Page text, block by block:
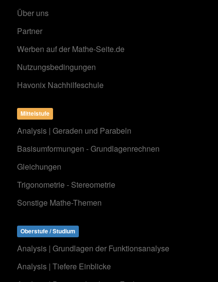
Über uns
Partner
Werben auf der Mathe-Seite.de
Nutzungsbedingungen
Havonix Nachhilfeschule
Mittelstufe
Analysis | Geraden und Parabeln
Basisumformungen - Grundlagenrechnen
Gleichungen
Trigonometrie - Stereometrie
Sonstige Mathe-Themen
Oberstufe / Studium
Analysis | Grundlagen der Funktionsanalyse
Analysis | Tiefere Einblicke